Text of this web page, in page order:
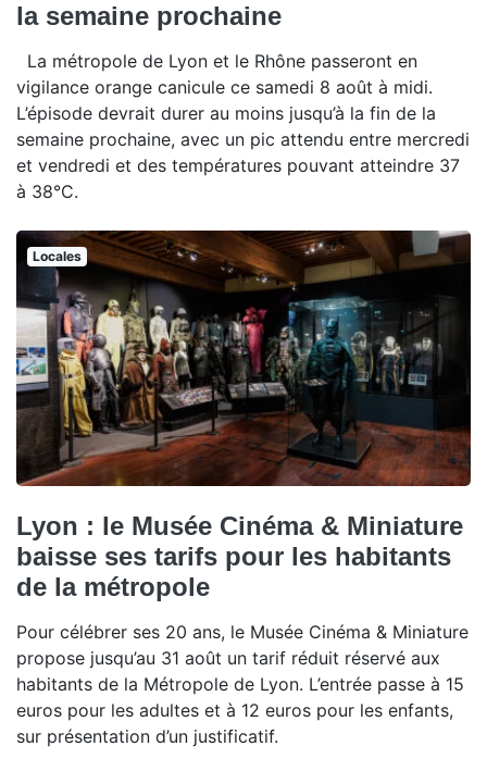
la semaine prochaine
La métropole de Lyon et le Rhône passeront en
vigilance orange canicule ce samedi 8 août à midi.
L’épisode devrait durer au moins jusqu’à la fin de la
semaine prochaine, avec un pic attendu entre mercredi
et vendredi et des températures pouvant atteindre 37
à 38°C.
Locales
Lyon : le Musée Cinéma & Miniature
baisse ses tarifs pour les habitants
de la métropole
Pour célébrer ses 20 ans, le Musée Cinéma & Miniature
propose jusqu’au 31 août un tarif réduit réservé aux
habitants de la Métropole de Lyon. L’entrée passe à 15
euros pour les adultes et à 12 euros pour les enfants,
sur présentation d’un justificatif.